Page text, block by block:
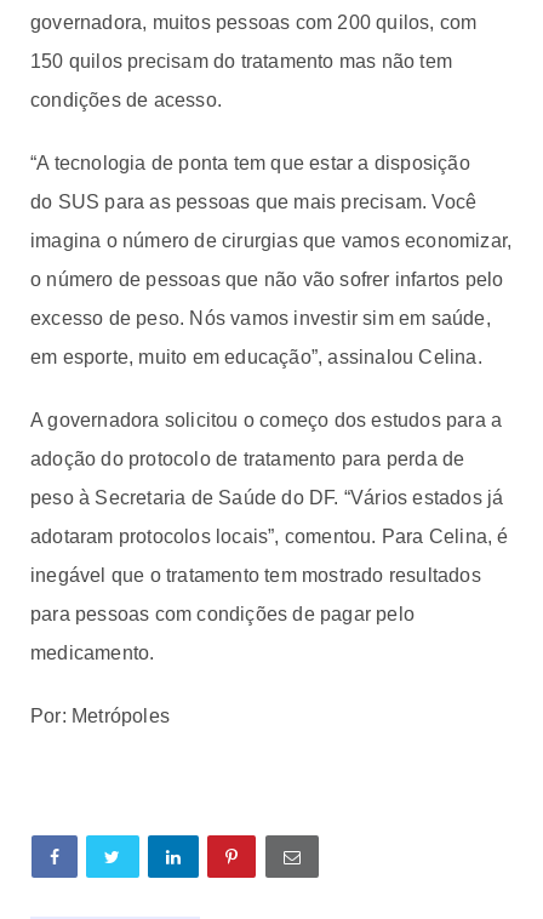
governadora, muitos pessoas com 200 quilos, com
150 quilos precisam do tratamento mas não tem
condições de acesso.
“A tecnologia de ponta tem que estar a disposição
do SUS para as pessoas que mais precisam. Você
imagina o número de cirurgias que vamos economizar,
o número de pessoas que não vão sofrer infartos pelo
excesso de peso. Nós vamos investir sim em saúde,
em esporte, muito em educação”, assinalou Celina.
A governadora solicitou o começo dos estudos para a
adoção do protocolo de tratamento para perda de
peso à Secretaria de Saúde do DF. “Vários estados já
adotaram protocolos locais”, comentou. Para Celina, é
inegável que o tratamento tem mostrado resultados
para pessoas com condições de pagar pelo
medicamento.
Por: Metrópoles